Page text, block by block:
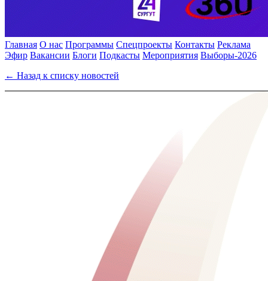
Главная О нас Программы Спецпроекты Контакты Реклама
Эфир Вакансии Блоги Подкасты Мероприятия Выборы-2026
← Назад к списку новостей